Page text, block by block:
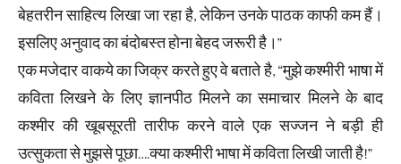
बेहतरीन साहित्य लिखा जा रहा है, लेकिन उनके पाठक काफी कम हैं।
इसलिए अनुवाद का बंदोबस्त होना बेहद जरूरी है।”
एक मजेदार वाकये का जिक्र करते हुए वे बताते है, “मुझे कश्मीरी भाषा में
कविता लिखने के लिए ज्ञानपीठ मिलने का समाचार मिलने के बाद
कश्मीर की खूबसूरती तारीफ करने वाले एक सज्जन ने बड़ी ही
उत्सुकता से मुझसे पूछा….क्या कश्मीरी भाषा में कविता लिखी जाती है!”